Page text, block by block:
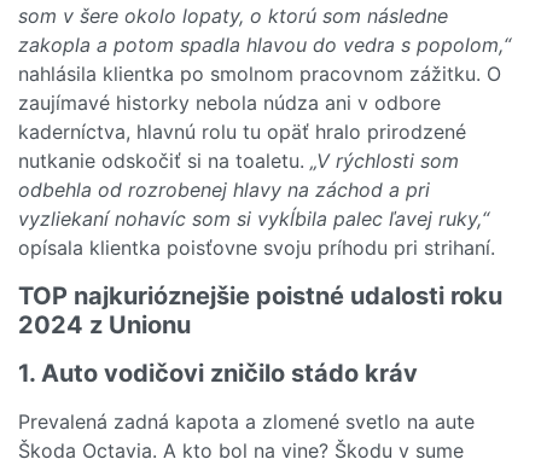
som v šere okolo lopaty, o ktorú som následne
zakopla a potom spadla hlavou do vedra s popolom,“
nahlásila klientka po smolnom pracovnom zážitku. O
zaujímavé historky nebola núdza ani v odbore
kaderníctva, hlavnú rolu tu opäť hralo prirodzené
nutkanie odskočiť si na toaletu. „V rýchlosti som
odbehla od rozrobenej hlavy na záchod a pri
vyzliekaní nohavíc som si vykĺbila palec ľavej ruky,“
opísala klientka poisťovne svoju príhodu pri strihaní.
TOP najkurióznejšie poistné udalosti roku
2024 z Unionu
1. Auto vodičovi zničilo stádo kráv
Prevalená zadná kapota a zlomené svetlo na aute
Škoda Octavia. A kto bol na vine? Škodu v sume